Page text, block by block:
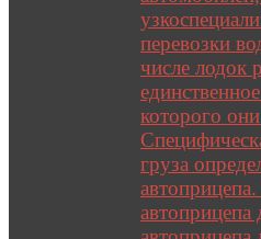
перевозки
числе лодок
которого
груза
автоприцепа